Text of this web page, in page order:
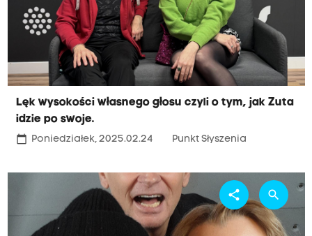
Lęk wysokości własnego głosu czyli o tym, jak Zuta
idzie po swoje.
calendar_today Poniedziałek, 2025.02.24 Punkt Słyszenia
share search